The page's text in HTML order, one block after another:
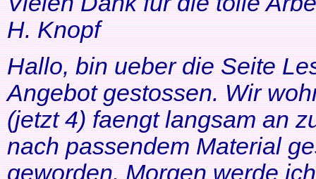
H. Knopf
Hallo, bin ueber die Seite
Angebot gestossen. Wir
(jetzt 4) faengt langsam an
nach passendem Material
geworden. Morgen werde